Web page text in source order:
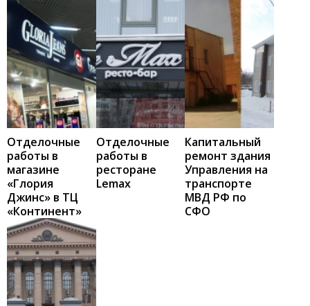
Отделочные
работы в
магазине
«Глория
Джинс» в ТЦ
«Континент»
Отделочные
работы в
ресторане
Lemax
Капитальный
ремонт здания
Управления на
транспорте
МВД РФ по
СФО